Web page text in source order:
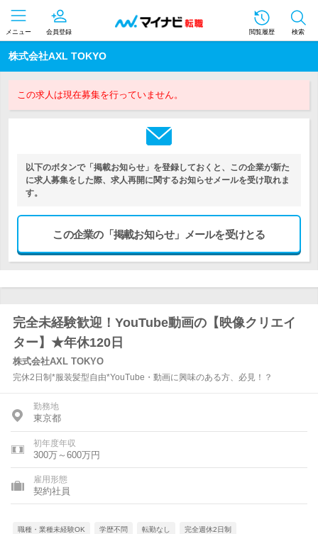
メニュー 会員登録 閲覧履歴 検索
株式会社AXL TOKYO
この求人は現在募集を行っていません。
以下のボタンで「掲載お知らせ」を登録しておくと、この企業が新た
に求人募集をした際、求人再開に関するお知らせメールを受け取れま
す。
この企業の「掲載お知らせ」メールを受けとる
完全未経験歓迎！YouTube動画の【映像クリエイ
ター】★年休120日
株式会社AXL TOKYO
完休2日制*服装髪型自由*YouTube・動画に興味のある方、必見！？
勤務地
東京都
初年度年収
300万～600万円
雇用形態
契約社員
職種・業種未経験OK 学歴不問 転勤なし 完全週休2日制